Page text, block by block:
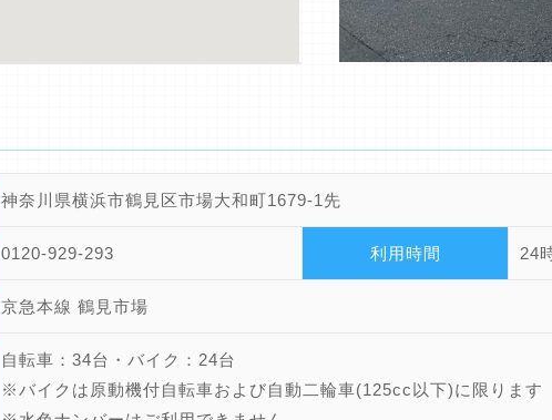
神奈川県横浜市鶴見区市場大和町1679-1先
0120-929-293 利用時間 24
京急本線 鶴見市場
自転車：34台・バイク：24台
※バイクは原動機付自転車および自動二輪車(125cc以下)に限ります